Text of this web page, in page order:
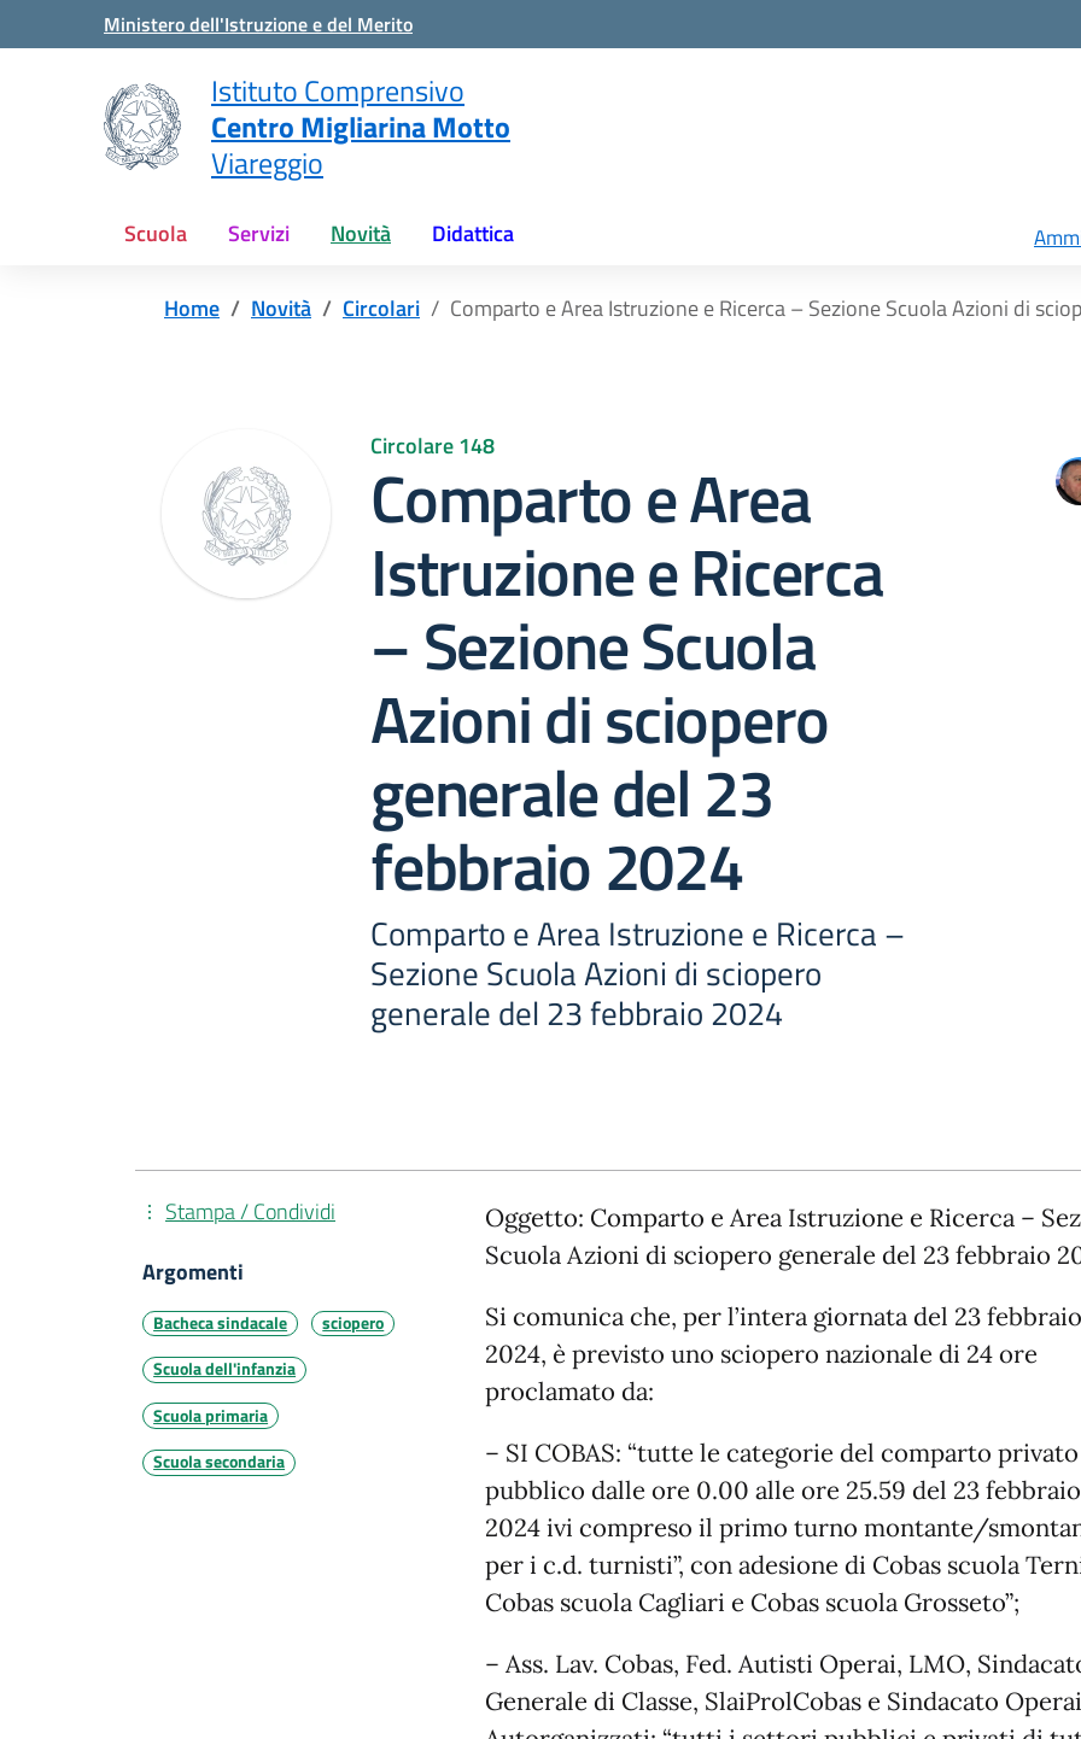
Vai ai contenuti
Vai al menu di navigazione
Ministero dell'Istruzione e del Merito
Istituto Comprensivo
Centro Migliarina Motto
Viareggio
Scuola Servizi Novità Didattica
Home Novità Circolari Comparto e Area Istruzione e Ricerca – Sezione Scuola Azioni di
Circolare 148
Comparto e Area
Istruzione e Ricerca
– Sezione Scuola
Azioni di sciopero
generale del 23
febbraio 2024
Comparto e Area Istruzione e Ricerca –
Sezione Scuola Azioni di sciopero
generale del 23 febbraio 2024
Oggetto: Comparto e Area Istruzione e Ricerca –
Scuola Azioni di sciopero generale del 23 febbraio
Si comunica che, per l’intera giornata del 23 febbraio
2024, è previsto uno sciopero nazionale di 24 ore
proclamato da:
– SI COBAS: “tutte le categorie del comparto
pubblico dalle ore 0.00 alle ore 25.59 del 23 febbraio
2024 ivi compreso il primo turno montante/
per i c.d. turnisti”, con adesione di Cobas scuola
Cobas scuola Cagliari e Cobas scuola Grosseto”;
– Ass. Lav. Cobas, Fed. Autisti Operai, LMO,
Generale di Classe, SlaiProlCobas e Sindacato Operai
Stampa / Condividi
Argomenti
Bacheca sindacale
sciopero
Scuola dell'infanzia
Scuola primaria
Scuola secondaria